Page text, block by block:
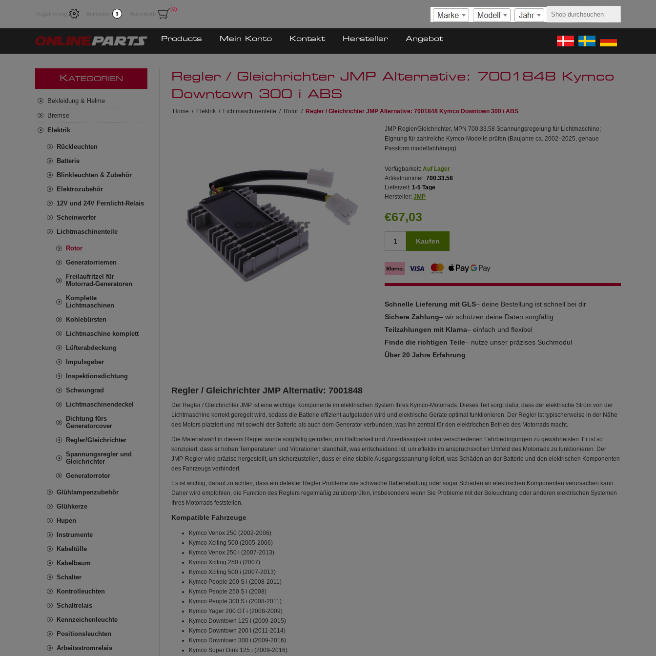
Registrierung Anmelden Warenkorb
(0)
Products Mein Konto Kontakt Hersteller Angebot
Regler / Gleichrichter JMP Alternative: 7001848 Kymco
Downtown 300 i ABS
Home / Elektrik / Lichtmaschinenteile / Rotor / Regler / Gleichrichter JMP Alternative: 7001848 Kymco Downtown 300 i ABS
JMP Regler/Gleichrichter, MPN 700.33.58 Spannungsregelung für Lichtmaschine;
Eignung für zahlreiche Kymco-Modelle prüfen (Baujahre ca. 2002–2025, genaue
Passform modellabhängig)
Verfügbarkeit: Auf Lager
Artikelnummer: 700.33.58
Lieferzeit: 1-5 Tage
Hersteller: JMP
€67,03
Kaufen
Schnelle Lieferung mit GLS– deine Bestellung ist schnell bei dir
Sichere Zahlung– wir schützen deine Daten sorgfältig
Teilzahlungen mit Klarna– einfach und flexibel
Finde die richtigen Teile– nutze unser präzises Suchmodul
Über 20 Jahre Erfahrung
Regler / Gleichrichter JMP Alternativ: 7001848
Der Regler / Gleichrichter JMP ist eine wichtige Komponente im elektrischen System Ihres Kymco-Motorrads. Dieses Teil sorgt dafür, dass der elektrische Strom von der
Lichtmaschine korrekt geregelt wird, sodass die Batterie effizient aufgeladen wird und elektrische Geräte optimal funktionieren. Der Regler ist typischerweise in der Nähe
des Motors platziert und mit sowohl der Batterie als auch dem Generator verbunden, was ihn zentral für den elektrischen Betrieb des Motorrads macht.
Die Materialwahl in diesem Regler wurde sorgfältig getroffen, um Haltbarkeit und Zuverlässigkeit unter verschiedenen Fahrbedingungen zu gewährleisten. Er ist so
konzipiert, dass er hohen Temperaturen und Vibrationen standhält, was entscheidend ist, um effektiv im anspruchsvollen Umfeld des Motorrads zu funktionieren. Der
JMP-Regler wird präzise hergestellt, um sicherzustellen, dass er eine stabile Ausgangsspannung liefert, was Schäden an der Batterie und den elektrischen Komponenten
des Fahrzeugs verhindert.
Es ist wichtig, darauf zu achten, dass ein defekter Regler Probleme wie schwache Batterieladung oder sogar Schäden an elektrischen Komponenten verursachen kann.
Daher wird empfohlen, die Funktion des Reglers regelmäßig zu überprüfen, insbesondere wenn Sie Probleme mit der Beleuchtung oder anderen elektrischen Systemen
Ihres Motorrads feststellen.
Kompatible Fahrzeuge
Kymco Venox 250 (2002-2006)
Kymco Xciting 500 (2005-2006)
Kymco Venox 250 i (2007-2013)
Kymco Xciting 250 i (2007)
Kymco Xciting 500 i (2007-2013)
Kymco People 200 S i (2008-2011)
Kymco People 250 S i (2008)
Kymco People 300 S i (2008-2011)
Kymco Yager 200 GT i (2008-2009)
Kymco Downtown 125 i (2009-2015)
Kymco Downtown 200 i (2011-2014)
Kymco Downtown 300 i (2009-2016)
Kymco Super Dink 125 i (2009-2016)
KATEGORIEN
Bekleidung & Helme
Bremse
Elektrik
Rückleuchten
Batterie
Blinkleuchten & Zubehör
Elektrozubehör
12V und 24V Fernlicht-Relais
Scheinwerfer
Lichtmaschinenteile
Rotor
Generatorriemen
Freilaufritzel für
Motorrad-Generatoren
Komplette
Lichtmaschinen
Kohlebürsten
Lichtmaschine komplett
Lüfterabdeckung
Impulsgeber
Inspektionsdichtung
Schwungrad
Lichtmaschinendeckel
Dichtung fürs
Generatorcover
Regler/Gleichrichter
Spannungsregler und
Gleichrichter
Generatorrotor
Glühlampenzubehör
Glühkerze
Hupen
Instrumente
Kabeltülle
Kabelbaum
Schalter
Kontrolleuchten
Schaltrelais
Kennzeichenleuchte
Positionsleuchten
Arbeitsstromrelais